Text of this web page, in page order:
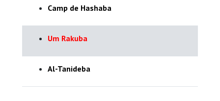
Camp de Hashaba
Um Rakuba
Al-Tanideba